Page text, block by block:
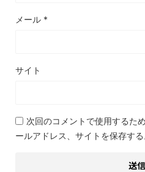
メール *
サイト
次回のコメントで使用するた
ールアドレス、サイトを保存する